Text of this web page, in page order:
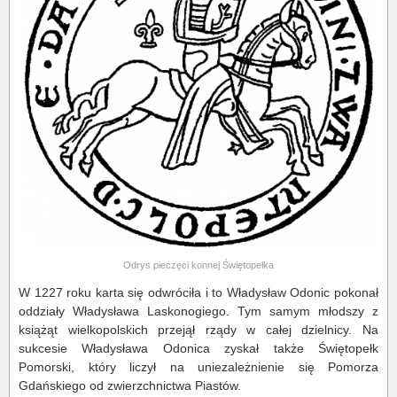
Odrys pieczęci konnej Świętopełka
W 1227 roku karta się odwróciła i to Władysław Odonic pokonał
oddziały Władysława Laskonogiego. Tym samym młodszy z
książąt wielkopolskich przejął rządy w całej dzielnicy. Na
sukcesie Władysława Odonica zyskał także Świętopełk
Pomorski, który liczył na uniezależnienie się Pomorza
Gdańskiego od zwierzchnictwa Piastów.